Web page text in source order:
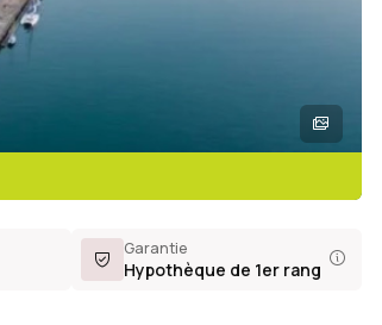
Garantie
Hypothèque de 1er rang